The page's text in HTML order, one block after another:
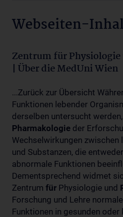
Webseiten-
Zentrum für
| Über die MedUni Wien
...Zurück zur Übersicht
Funktionen lebender
derselben untersucht
Pharmakologie der
Wechselwirkungen zwischen
und Substanzen, die
abnormale Funktionen
Dementsprechend widmet
Zentrum für Physiologie und
Forschung und Lehre
Funktionen in gesunden oder